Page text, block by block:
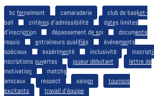
bc fernelmont camaraderie
club de basket-
ball
critères d’admissibilité
dates limites
d’inscription
dépassement de soi
documents
requis
entraîneurs qualifiés
événements
spéciaux
expérimenté inclusivité
nscriptions ouvertes
joueur débutant
lettre de
motivation
matchs
amicaux
respect saison
tournois
excitants
travail d’équipe